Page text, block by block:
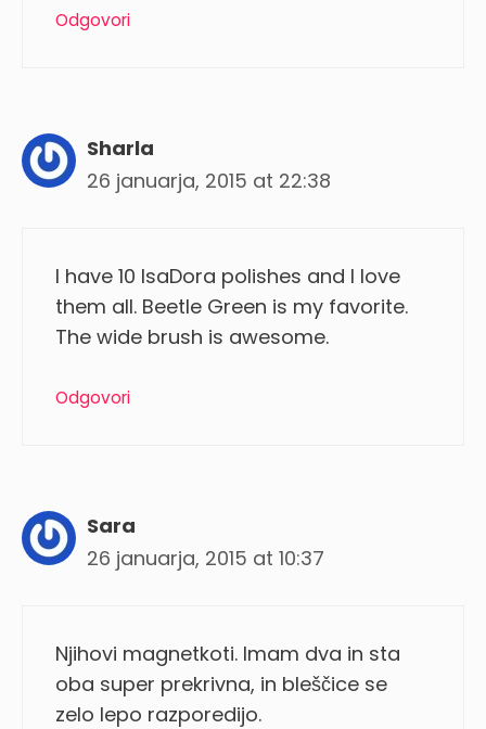
Odgovori
Sharla
26 januarja, 2015 at 22:38
I have 10 IsaDora polishes and I love
them all. Beetle Green is my favorite.
The wide brush is awesome.
Odgovori
Sara
26 januarja, 2015 at 10:37
Njihovi magnetkoti. Imam dva in sta
oba super prekrivna, in bleščice se
zelo lepo razporedijo.